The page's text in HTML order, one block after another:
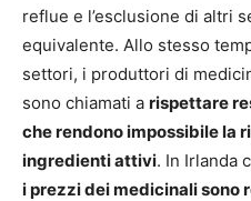
reflue e l’esclusione di altri
equivalente. Allo stesso
settori, i produttori di
sono chiamati a rispettare
che rendono impossibile la
ingredienti attivi. In Irlanda
i prezzi dei medicinali sono